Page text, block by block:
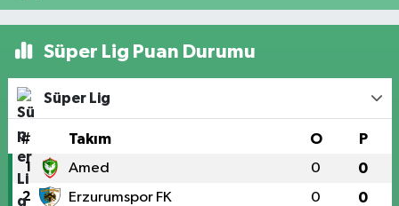
Süper Lig Puan Durumu
Süper Lig
# Takım O P
1 Amed 0 0
2 Erzurumspor FK 0 0